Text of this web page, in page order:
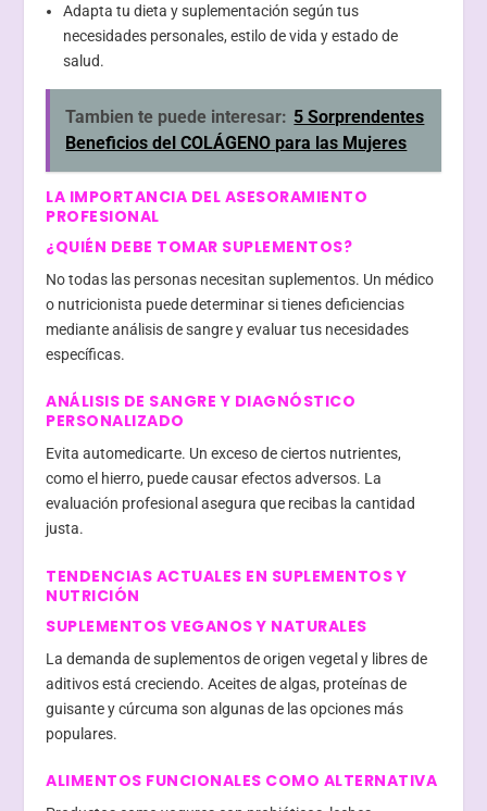
Adapta tu dieta y suplementación según tus
necesidades personales, estilo de vida y estado de
salud.
Tambien te puede interesar: 5 Sorprendentes
Beneficios del COLÁGENO para las Mujeres
LA IMPORTANCIA DEL ASESORAMIENTO
PROFESIONAL
¿QUIÉN DEBE TOMAR SUPLEMENTOS?
No todas las personas necesitan suplementos. Un médico
o nutricionista puede determinar si tienes deficiencias
mediante análisis de sangre y evaluar tus necesidades
específicas.
ANÁLISIS DE SANGRE Y DIAGNÓSTICO
PERSONALIZADO
Evita automedicarte. Un exceso de ciertos nutrientes,
como el hierro, puede causar efectos adversos. La
evaluación profesional asegura que recibas la cantidad
justa.
TENDENCIAS ACTUALES EN SUPLEMENTOS Y
NUTRICIÓN
SUPLEMENTOS VEGANOS Y NATURALES
La demanda de suplementos de origen vegetal y libres de
aditivos está creciendo. Aceites de algas, proteínas de
guisante y cúrcuma son algunas de las opciones más
populares.
ALIMENTOS FUNCIONALES COMO ALTERNATIVA